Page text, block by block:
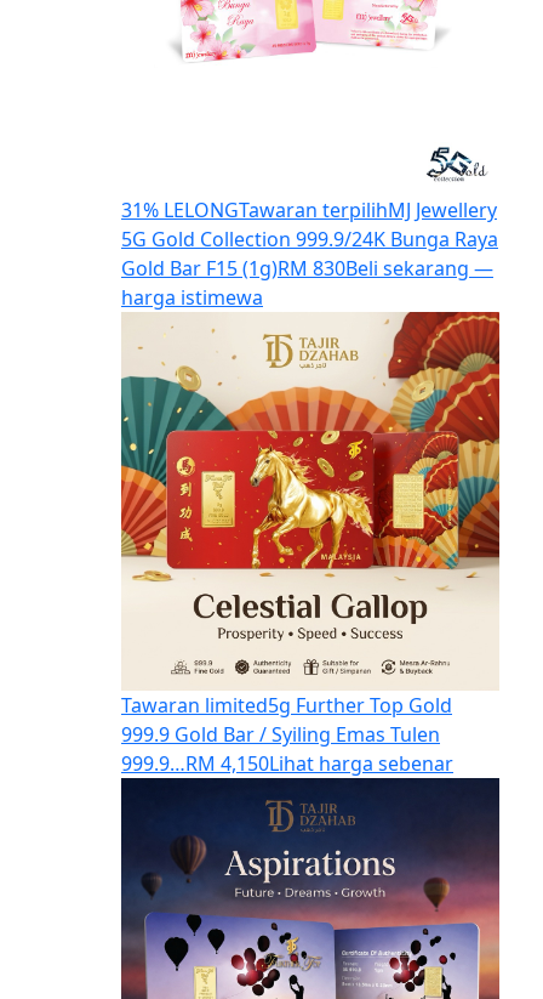
31% LELONGTawaran terpilihMJ Jewellery
5G Gold Collection 999.9/24K Bunga Raya
Gold Bar F15 (1g)RM 830Beli sekarang —
harga istimewa
Tawaran limited5g Further Top Gold
999.9 Gold Bar / Syiling Emas Tulen
999.9…RM 4,150Lihat harga sebenar